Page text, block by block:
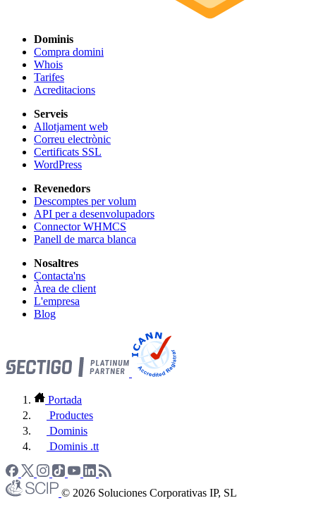
Dominis
Compra domini
Whois
Tarifes
Acreditacions
Serveis
Allotjament web
Correu electrònic
Certificats SSL
WordPress
Revenedors
Descomptes per volum
API per a desenvolupadors
Connector WHMCS
Panell de marca blanca
Nosaltres
Contacta'ns
Àrea de client
L'empresa
Blog
Portada
Productes
Dominis
Dominis .tt
© 2026 Soluciones Corporativas IP, SL